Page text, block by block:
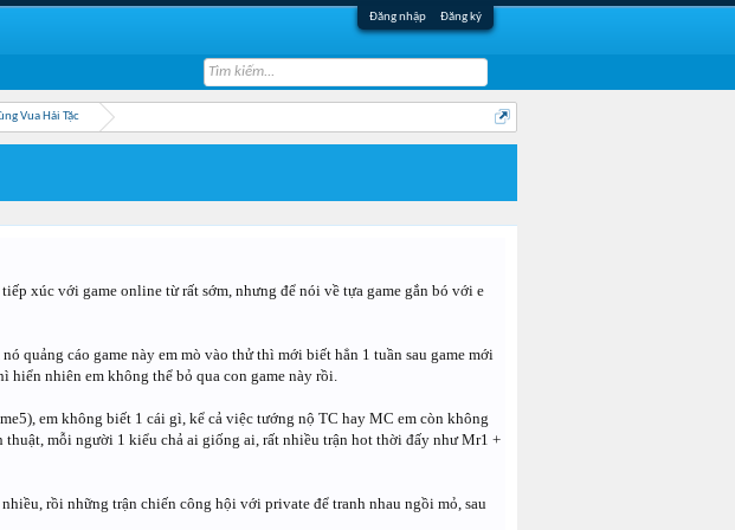
Đăng nhập Đăng ký
Vua Hải Tặc
xúc với game online từ rất sớm, nhưng để nói về tựa game gắn bó với e
quảng cáo game này em mò vào thử thì mới biết hẳn 1 tuần sau game mới
hiển nhiên em không thể bỏ qua con game này rồi.
em không biết 1 cái gì, kể cả việc tướng nộ TC hay MC em còn không
mỗi người 1 kiểu chả ai giống ai, rất nhiều trận hot thời đấy như Mr1 +
rồi những trận chiến công hội với private để tranh nhau ngồi mỏ, sau